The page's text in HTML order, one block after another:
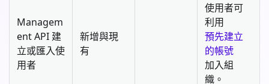
Managem
ent API 建
立或匯入使
用者
新增與現
有
使用者可
利用
預先建立
的帳號
加入組
織。